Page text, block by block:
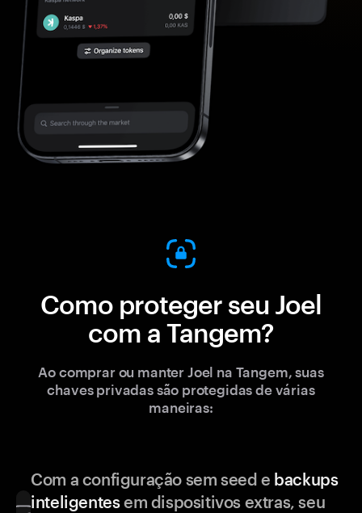
Como proteger seu Joel
com a Tangem?
Ao comprar ou manter Joel na Tangem, suas
chaves privadas são protegidas de várias
maneiras:
Com a configuração sem seed e backups
inteligentesem dispositivos extras, seu